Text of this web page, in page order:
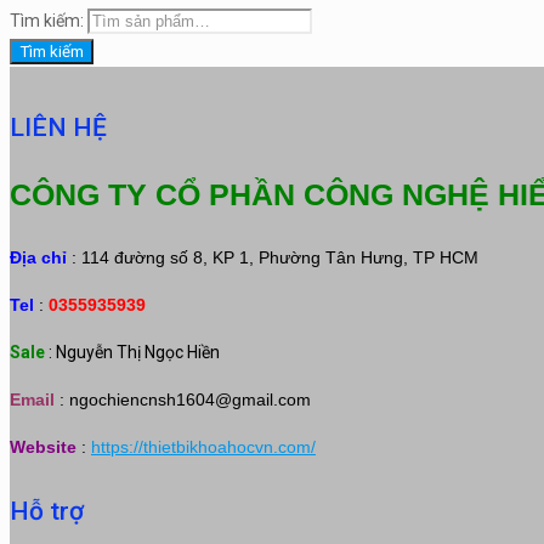
Tìm kiếm:
Tìm kiếm
LIÊN HỆ
CÔNG TY CỔ PHẦN CÔNG NGHỆ
Địa chỉ : 114 đường số 8, KP 1, Phường Tân Hưng, TP HCM
Tel : 0355935939
Sale : Nguyễn Thị Ngọc Hiền
Email : ngochiencnsh1604@gmail.com
Website : https://thietbikhoahocvn.com/
Hỗ trợ